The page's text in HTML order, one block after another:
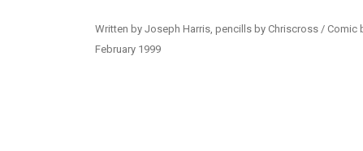
Written by Joseph Harris, pencills by Chriscross /
February 1999